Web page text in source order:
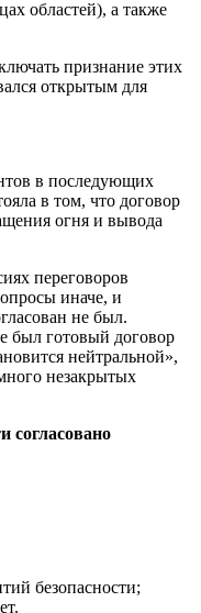
областей), а также
признание этих
открытым для
в последующих
в том, что договор
огня и вывода
переговоров
иначе, и
не был.
был готовый договор
нейтральной»,
незакрытых
согласовано
безопасности;